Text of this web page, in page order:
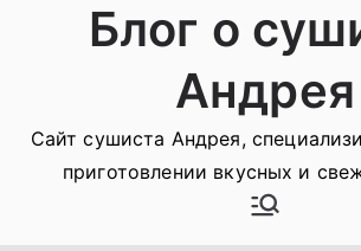
Блог о
Андрея
Сайт сушиста Андрея,
приготовлении вкусных и